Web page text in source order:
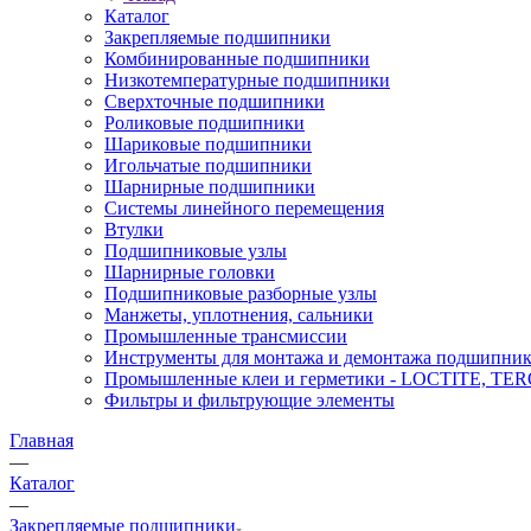
Каталог
Закрепляемые подшипники
Комбинированные подшипники
Низкотемпературные подшипники
Сверхточные подшипники
Роликовые подшипники
Шариковые подшипники
Игольчатые подшипники
Шарнирные подшипники
Системы линейного перемещения
Втулки
Подшипниковые узлы
Шарнирные головки
Подшипниковые разборные узлы
Манжеты, уплотнения, сальники
Промышленные трансмиссии
Инструменты для монтажа и демонтажа
Промышленные клеи и герметики - LOCTITE,
Фильтры и фильтрующие элементы
Главная
—
Каталог
—
Закрепляемые подшипники